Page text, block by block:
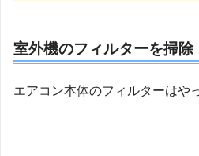
室外機のフィルターを掃除
エアコン本体のフィルターはや